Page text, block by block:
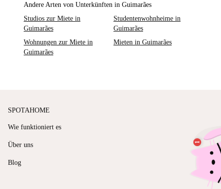
Andere Arten von Unterkünften in Guimarães
Studios zur Miete in
Guimarães
Studentenwohnheime in
Guimarães
Wohnungen zur Miete in
Guimarães
Mieten in Guimarães
SPOTAHOME
Wie funktioniert es
Über uns
Blog